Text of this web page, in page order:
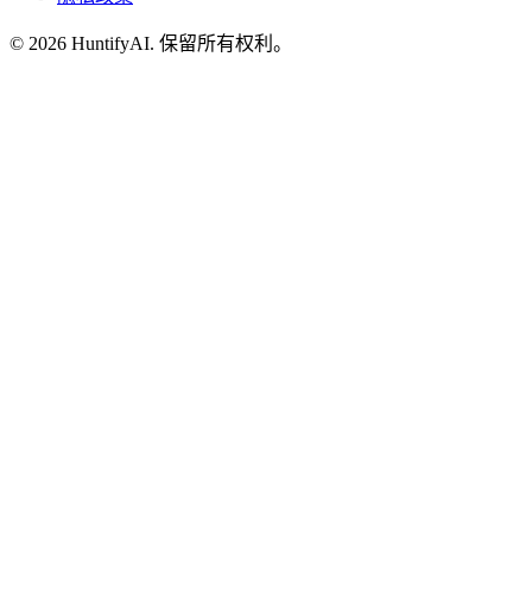
© 2026 HuntifyAI. 保留所有权利。